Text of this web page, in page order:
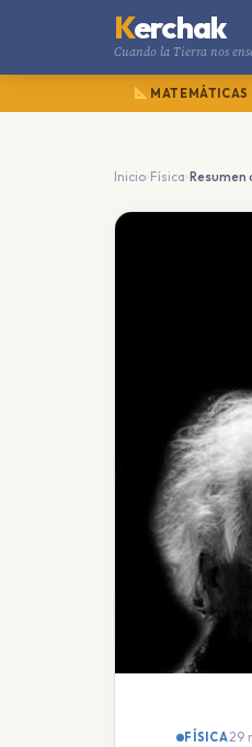
Kerchak
Cuando la Tierra nos
MATEMÁTICAS
Inicio›Física ›Resumen
FÍSICA29